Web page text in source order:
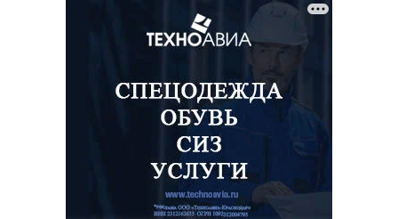
Реклама в «Ъ» www.kommersant.ru/ad